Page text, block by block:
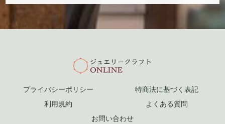
プライバシーポリシー
特商法に基づく表記
利用規約
よくある質問
お問い合わせ